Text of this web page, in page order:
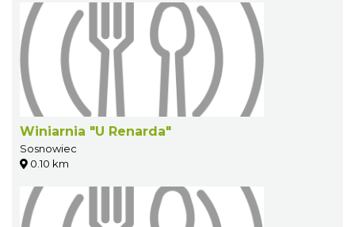
Winiarnia "U Renarda"
Sosnowiec
0.10 km